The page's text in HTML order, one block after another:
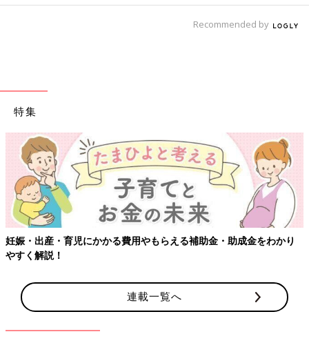
Recommended by
特集
出産・育児にかかる費用やもらえる補助金・助成金をわかり
解説！
【ワ
連載一覧へ